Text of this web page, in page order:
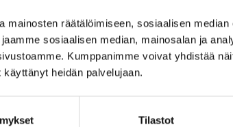
mainosten räätälöimiseen, sosiaalisen
sosiaalisen median, mainosalan ja
Kumppanimme voivat yhdistää
heidän palvelujaan.
Tilastot
rakentamiseen, esimerkiksi suuremmille
on matkailua palvelevien rakennusten
eri kokoisia tontteja, joilla on
sijaitsee Hotelli Paljakka ja Paljakkatalo.